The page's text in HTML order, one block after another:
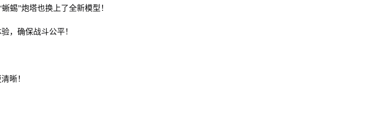
蜴”炮塔也换上了全新模型！
，确保战斗公平！
晰！